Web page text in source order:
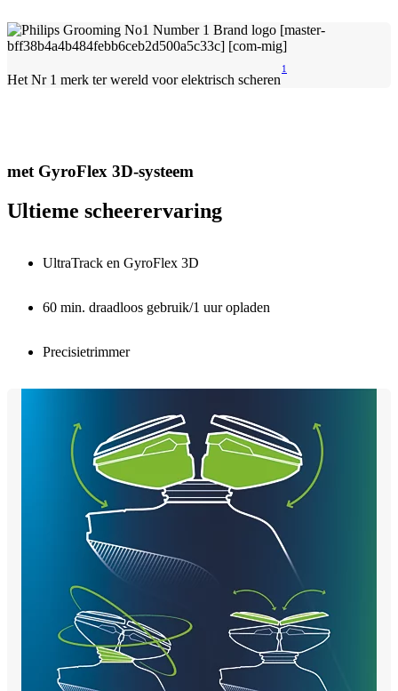
Het Nr 1 merk ter wereld voor elektrisch scheren
1
met GyroFlex 3D-systeem
Ultieme scheerervaring
UltraTrack en GyroFlex 3D
60 min. draadloos gebruik/1 uur opladen
Precisietrimmer